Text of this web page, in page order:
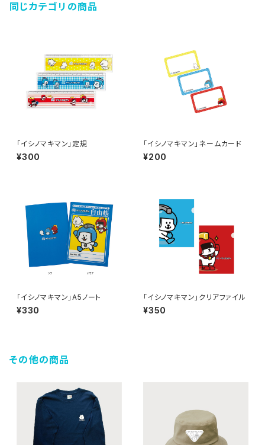
同じカテゴリの商品
「イシノマキマン」定規
¥300
「イシノマキマン」ネームカード
¥200
「イシノマキマン」A5ノート
¥330
「イシノマキマン」クリアファイル
¥350
その他の商品